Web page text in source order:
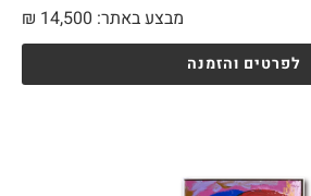
מבצע באתר:
₪ 14,500
לפרטים והזמנה